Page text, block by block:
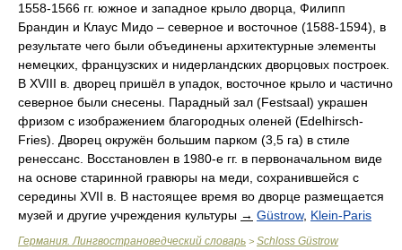
1558-1566 гг. южное и западное крыло дворца, Филипп
Брандин и Клаус Мидо – северное и восточное (1588-1594), в
результате чего были объединены архитектурные элементы
немецких, французских и нидерландских дворцовых построек.
В XVIII в. дворец пришёл в упадок, восточное крыло и частично
северное были снесены. Парадный зал (Festsaal) украшен
фризом с изображением благородных оленей (Edelhirsch-
Fries). Дворец окружён большим парком (3,5 га) в стиле
ренессанс. Восстановлен в 1980-е гг. в первоначальном виде
на основе старинной гравюры на меди, сохранившейся с
середины XVII в. В настоящее время во дворце размещается
музей и другие учреждения культуры → Güstrow, Klein-Paris
Германия. Лингвострановедческий словарь > Schloss Güstrow